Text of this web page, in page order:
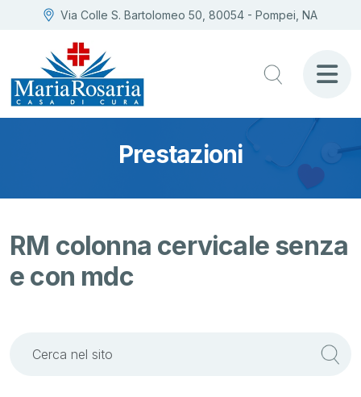
Via Colle S. Bartolomeo 50, 80054 - Pompei, NA
Prestazioni
RM colonna cervicale senza
e con mdc